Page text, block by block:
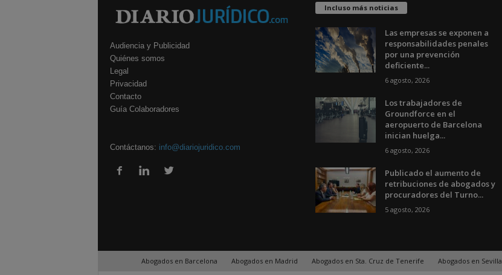
Audiencia y Publicidad
Quiénes somos
Legal
Privacidad
Contacto
Guía Colaboradores
Contáctanos: info@diariojuridico.com
Incluso más noticias
Las empresas se exponen a
responsabilidades penales
por una prevención
deficiente...
6 agosto, 2026
Los trabajadores de
Groundforce en el
aeropuerto de Barcelona
inician huelga...
6 agosto, 2026
Publicado el aumento de
retribuciones de abogados y
procuradores del Turno...
5 agosto, 2026
Abogados en Barcelona Abogados en Madrid Abogados en Sta. Cruz de Tenerife Abogados en Sevilla